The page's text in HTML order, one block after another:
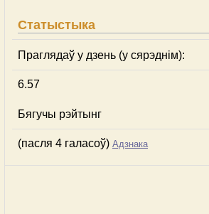
Статыстыка
Праглядаў у дзень (у сярэднім):
6.57
Бягучы рэйтынг
(пасля 4 галасоў) Адзнака